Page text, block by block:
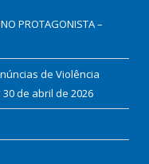
PROTAGONISTA –
de Violência
30 de abril de 2026